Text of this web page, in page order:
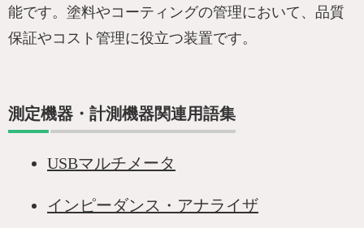
能です。塗料やコーティングの管理において、品質
保証やコスト管理に役立つ装置です。
測定機器・計測機器関連用語集
USBマルチメータ
インピーダンス・アナライザ